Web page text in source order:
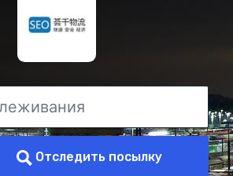
Отследить посылку